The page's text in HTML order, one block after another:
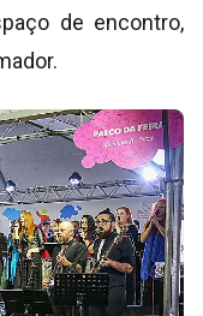
de encontro,